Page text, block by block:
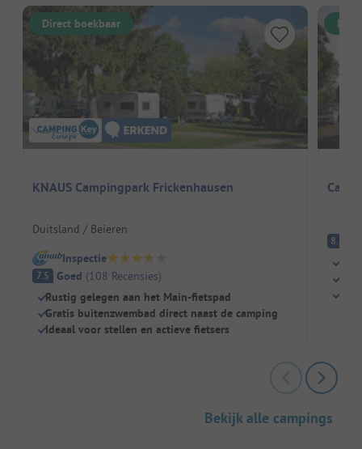
Direct boekbaar
KNAUS Campingpark Frickenhausen
Duitsland / Beieren
Inspectie
7.5 Goed (108 Recensies)
Rustig gelegen aan het Main-fietspad
Gratis buitenzwembad direct naast de camping
Ideaal voor stellen en actieve fietsers
8.1
Bekijk alle campings